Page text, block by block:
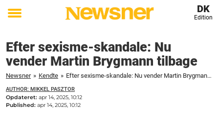
Toggle
DK
Edition
Efter sexisme-skandale: Nu
vender Martin Brygmann tilbage
Newsner » Kendte » Efter sexisme-skandale: Nu vender Martin Brygmann tilbage
AUTHOR: MIKKEL PASZTOR
Opdateret: apr 14, 2025, 10:12
Published: apr 14, 2025, 10:12